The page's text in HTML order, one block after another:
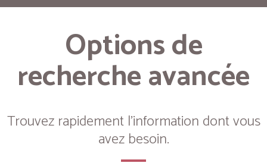
Options de
recherche avancée
Trouvez rapidement l'information dont vous
avez besoin.